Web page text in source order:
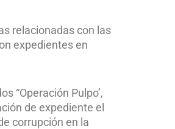
relacionadas con las
expedientes en
“Operación Pulpo’,
de expediente el
corrupción en la